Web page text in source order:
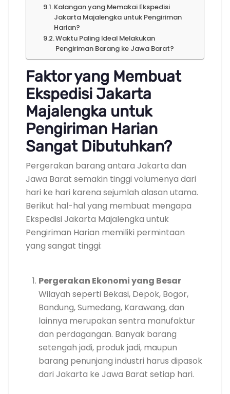
Kalangan yang Memakai Ekspedisi
Jakarta Majalengka untuk Pengiriman
Harian?
Waktu Paling Ideal Melakukan
Pengiriman Barang ke Jawa Barat?
Faktor yang Membuat
Ekspedisi Jakarta
Majalengka untuk
Pengiriman Harian
Sangat Dibutuhkan?
Pergerakan barang antara Jakarta dan
Jawa Barat semakin tinggi volumenya dari
hari ke hari karena sejumlah alasan utama.
Berikut hal-hal yang membuat mengapa
Ekspedisi Jakarta Majalengka untuk
Pengiriman Harian memiliki permintaan
yang sangat tinggi:
Pergerakan Ekonomi yang Besar
Wilayah seperti Bekasi, Depok, Bogor,
Bandung, Sumedang, Karawang, dan
lainnya merupakan sentra manufaktur
dan perdagangan. Banyak barang
setengah jadi, produk jadi, maupun
barang penunjang industri harus dipasok
dari Jakarta ke Jawa Barat setiap hari.